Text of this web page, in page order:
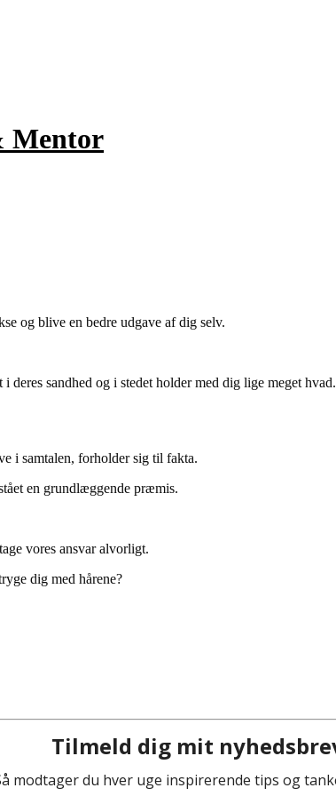
Mentor
og blive en bedre udgave af dig selv.
sandhed og i stedet holder med dig lige meget hvad.
i samtalen, forholder sig til fakta.
en grundlæggende præmis.
vores ansvar alvorligt.
dig med hårene?